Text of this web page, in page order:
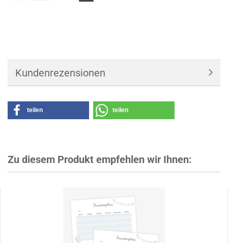
Kundenrezensionen
teilen teilen
Zu diesem Produkt empfehlen wir Ihnen: